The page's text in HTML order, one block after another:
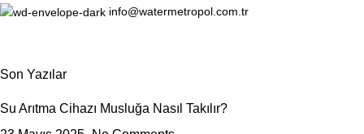
info@watermetropol.com.tr
Son Yazılar
Su Arıtma Cihazı Musluğa Nasıl Takılır?